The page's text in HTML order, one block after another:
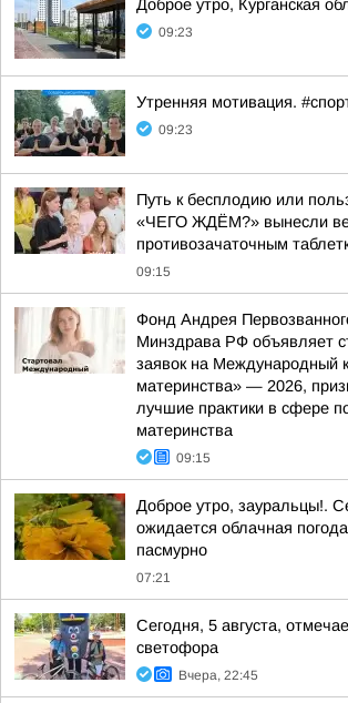
Доброе утро, Курганская
09:23
Утренняя мотивация.
09:23
Путь к бесплодию или
«ЧЕГО ЖДЁМ?» вынесли
противозачаточным
09:15
Фонд Андрея
Минздрава РФ объявляет
заявок на Международный
материнства» — 2026,
лучшие практики в сфере
материнства
09:15
Доброе утро, зауральцы!.
ожидается облачная
пасмурно
07:21
Сегодня, 5 августа,
светофора
Вчера, 22:45